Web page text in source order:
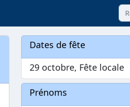
Dates de fête
29 octobre, Fête locale
Prénoms